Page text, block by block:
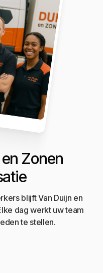
Zonen
blijft Van Duijn en
dag werkt uw team
te stellen.